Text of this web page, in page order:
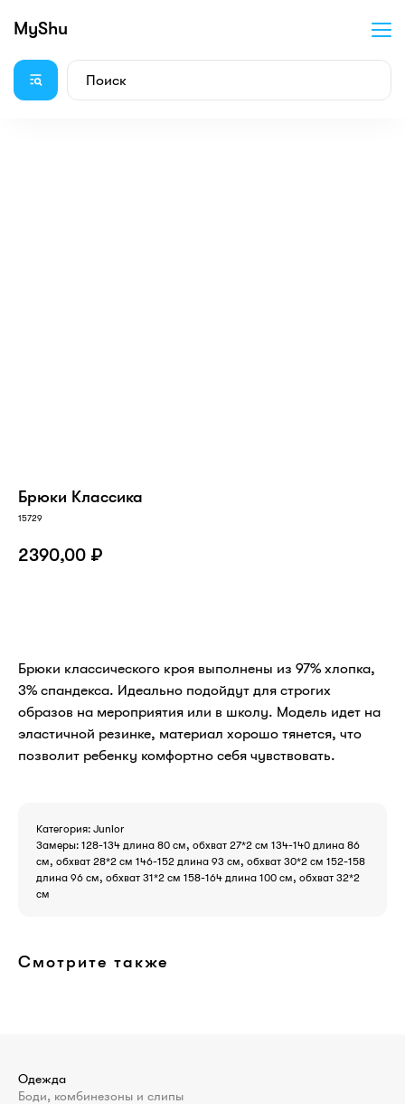
MyShu
Брюки Классика
15729
2390,00 ₽
Брюки классического кроя выполнены из 97% хлопка,
3% спандекса. Идеально подойдут для строгих
образов на мероприятия или в школу. Модель идет на
эластичной резинке, материал хорошо тянется, что
позволит ребенку комфортно себя чувствовать.
Категория: Junior
Замеры: 128-134 длина 80 см, обхват 27*2 см 134-140 длина 86
см, обхват 28*2 см 146-152 длина 93 см, обхват 30*2 см 152-158
длина 96 см, обхват 31*2 см 158-164 длина 100 см, обхват 32*2
см
Смотрите также
Одежда
Боди, комбинезоны и слипы